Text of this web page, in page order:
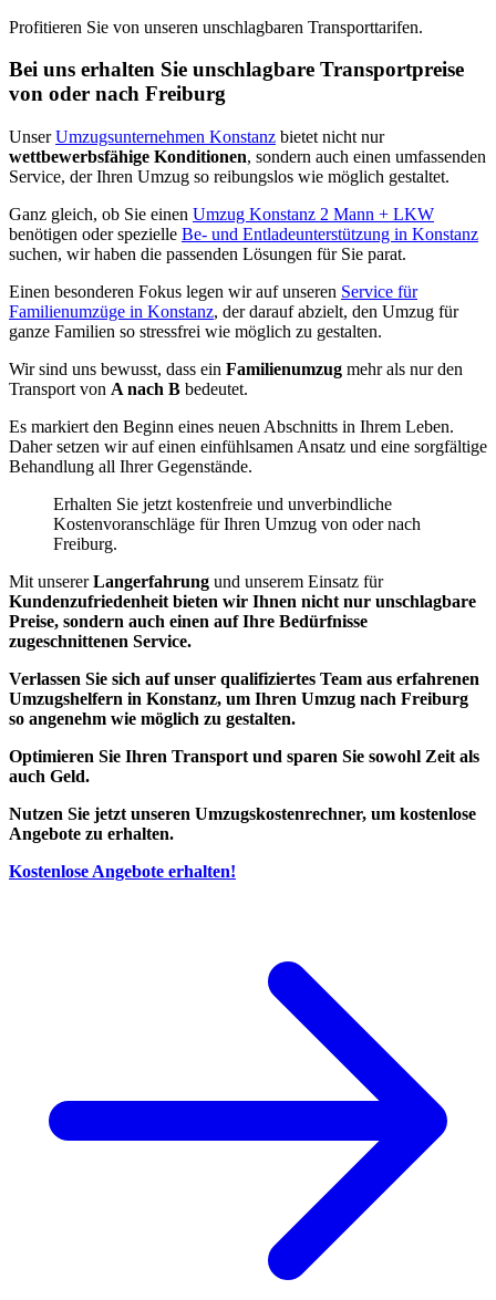
Profitieren Sie von unseren unschlagbaren Transporttarifen.
Bei uns erhalten Sie unschlagbare Transportpreise
von oder nach Freiburg
UnserUmzugsunternehmen Konstanz bietet nicht nur
wettbewerbsfähige Konditionen, sondern auch einen umfassenden
Service, der Ihren Umzug so reibungslos wie möglich gestaltet.
Ganz gleich, ob Sie einen Umzug Konstanz 2 Mann + LKW
benötigen oder spezielle Be- und Entladeunterstützung in Konstanz
suchen, wir haben die passenden Lösungen für Sie parat.
Einen besonderen Fokus legen wir auf unseren Service für
Familienumzüge in Konstanz, der darauf abzielt, den Umzug für
ganze Familien so stressfrei wie möglich zu gestalten.
Wir sind uns bewusst, dass ein Familienumzug mehr als nur den
Transport von A nach B bedeutet.
Es markiert den Beginn eines neuen Abschnitts in Ihrem Leben.
Daher setzen wir auf einen einfühlsamen Ansatz und eine sorgfältige
Behandlung all Ihrer Gegenstände.
Erhalten Sie jetzt kostenfreie und unverbindliche
Kostenvoranschläge für Ihren Umzug von oder nach
Freiburg.
Mit unsererLangerfahrung und unserem Einsatz für
Kundenzufriedenheit bieten wir Ihnen nicht nur unschlagbare
Preise, sondern auch einen auf Ihre Bedürfnisse
zugeschnittenen Service.
Verlassen Sie sich auf unser qualifiziertes Team aus erfahrenen
Umzugshelfern in Konstanz, um Ihren Umzug nach Freiburg
so angenehm wie möglich zu gestalten.
Optimieren Sie Ihren Transport und sparen Sie sowohl Zeit als
auch Geld.
Nutzen Sie jetzt unseren Umzugskostenrechner, um kostenlose
Angebote zu erhalten.
Kostenlose Angebote erhalten!